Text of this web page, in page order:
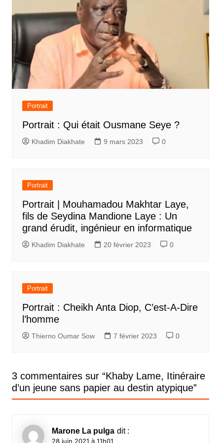
Portrait
Portrait : Qui était Ousmane Seye ?
Khadim Diakhate 9 mars 2023 0
Portrait
Portrait | Mouhamadou Makhtar Laye,
fils de Seydina Mandione Laye : Un
grand érudit, ingénieur en informatique
Khadim Diakhate 20 février 2023 0
Portrait
Portrait : Cheikh Anta Diop, C’est-A-Dire
l’homme
Thierno Oumar Sow 7 février 2023 0
3 commentaires sur “Khaby Lame, Itinéraire
d’un jeune sans papier au destin atypique”
Marone La pulga dit :
28 juin 2021 à 11h01